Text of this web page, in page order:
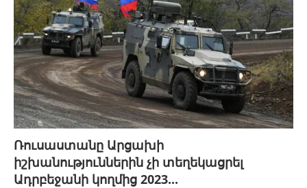
Ռուսաստանը Արցախի
իշխանություններին չի տեղեկացրել
Ադրբեջանի կողմից 2023...